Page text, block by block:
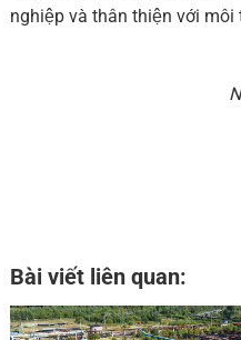
nghiệp và thân thiện với
Bài viết liên quan: